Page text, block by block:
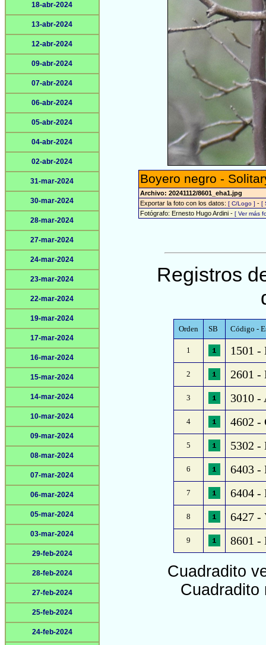
18-abr-2024
13-abr-2024
12-abr-2024
09-abr-2024
07-abr-2024
06-abr-2024
05-abr-2024
04-abr-2024
02-abr-2024
31-mar-2024
30-mar-2024
28-mar-2024
27-mar-2024
24-mar-2024
23-mar-2024
22-mar-2024
19-mar-2024
17-mar-2024
16-mar-2024
15-mar-2024
14-mar-2024
10-mar-2024
09-mar-2024
08-mar-2024
07-mar-2024
06-mar-2024
05-mar-2024
03-mar-2024
29-feb-2024
28-feb-2024
27-feb-2024
25-feb-2024
24-feb-2024
Boyero negro -
Archivo: 20241112/8601_eha1.jpg
Exportar la foto con los datos: [ C/Logo ] - [
Fotógrafo: Ernesto Hugo Ardini - [ Ver más
Registros
Orden SB Código -
1 1501 -
2 2601 -
3 3010 -
4 4602 -
5 5302 -
6 6403 -
7 6404 -
8 6427 -
9 8601 -
Cuadradito
Cuadradito